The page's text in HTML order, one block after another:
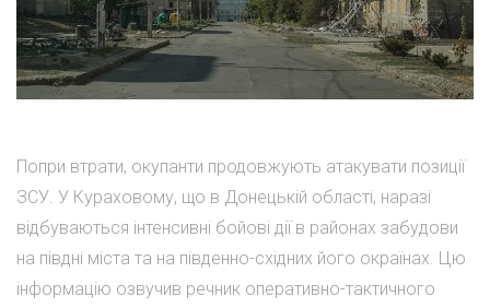
Попри втрати, окупанти продовжують атакувати позиції
ЗСУ. У Кураховому, що в Донецькій області, наразі
відбуваються інтенсивні бойові дії в районах забудови
на півдні міста та на південно-східних його окраїнах. Цю
інформацію озвучив речник оперативно-тактичного